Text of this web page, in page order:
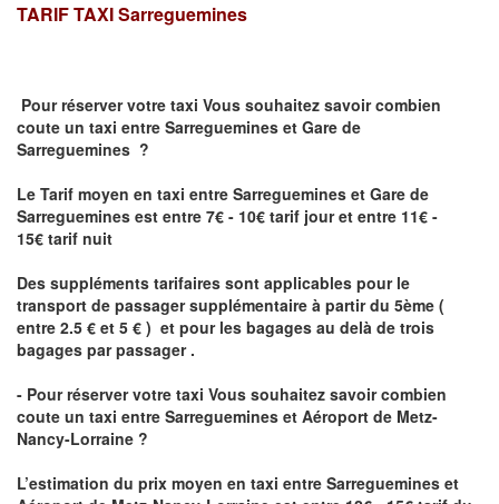
TARIF TAXISarreguemines
Pour réserver votre taxi Vous souhaitez savoircombien
coute un taxi entre Sarreguemines et Gare de
Sarreguemines ?
Le Tarif moyen en taxi entre Sarreguemines et Gare de
Sarreguemines est entre 7€ - 10€ tarif jour et entre 11€ -
15€ tarif nuit
Des suppléments tarifaires sont applicables pour le
transport de passager supplémentaire à partir du 5ème (
entre 2.5 € et 5 € ) et pour les bagages au delà de trois
bagages par passager .
- Pour réserver votre taxi Vous souhaitez savoircombien
coute un taxi entre Sarreguemines et Aéroport de Metz-
Nancy-Lorraine ?
L’estimation du prix moyen en taxi entre Sarreguemines et